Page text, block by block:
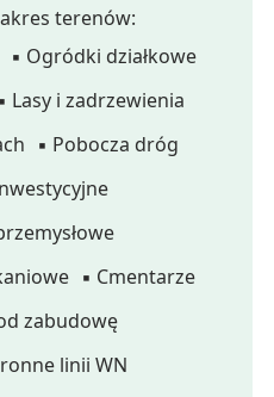
terenów:
▪ Ogródki działkowe
▪ Lasy i zadrzewienia
▪ Pobocza dróg
▪ Cmentarze
zabudowę
linii WN